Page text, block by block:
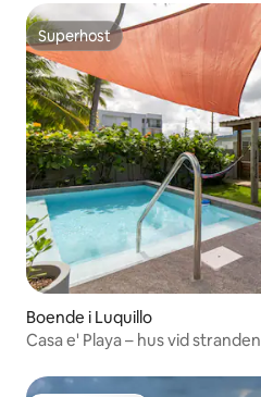
Superhost
Superhost
Boende i Luquillo
Casa e' Playa – hus vid stranden